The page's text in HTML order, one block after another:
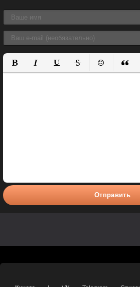
Полужирный
КурсивПодчеркнутый
Зачеркнутый
Вставить
Отправить